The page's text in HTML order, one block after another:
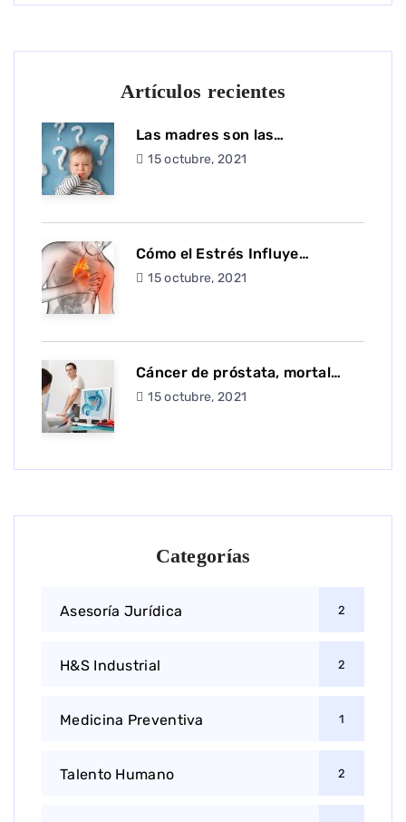
Artículos recientes
Las madres son las…
15 octubre, 2021
Cómo el Estrés Influye…
15 octubre, 2021
Cáncer de próstata, mortal…
15 octubre, 2021
Categorías
Asesoría Jurídica 2
H&S Industrial 2
Medicina Preventiva 1
Talento Humano 2